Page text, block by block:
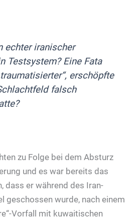
echter iranischer
Testsystem? Eine Fata
erschöpfte
falsch
zu Folge bei dem Absturz
und es war bereits das
dass er während des Iran-
geschossen wurde, nach einem
Vorfall mit kuwaitischen